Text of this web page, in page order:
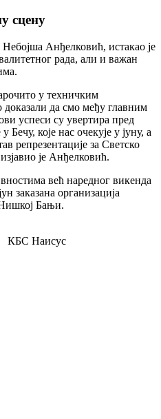
сцену
Анђелковић, истакао је
рада, али и важан
у техничким
да смо међу главним
успеси су увертира пред
које нас очекује у јуну, а
репрезентације за Светско
је Анђелковић.
већ наредног викенда
заказана организација
Бањи.
КБС Наисус